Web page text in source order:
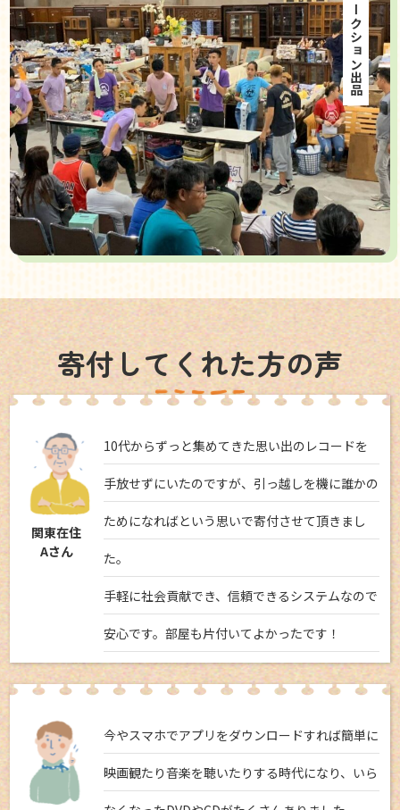
海外オークション出品
寄付してくれた方の声
関東在住
Aさん
10代からずっと集めてきた思い出のレコードを
手放せずにいたのですが、引っ越しを機に誰かの
ためになればという思いで寄付させて頂きまし
た。
手軽に社会貢献でき、信頼できるシステムなので
安心です。部屋も片付いてよかったです！
今やスマホでアプリをダウンロードすれば簡単に
映画観たり音楽を聴いたりする時代になり、いら